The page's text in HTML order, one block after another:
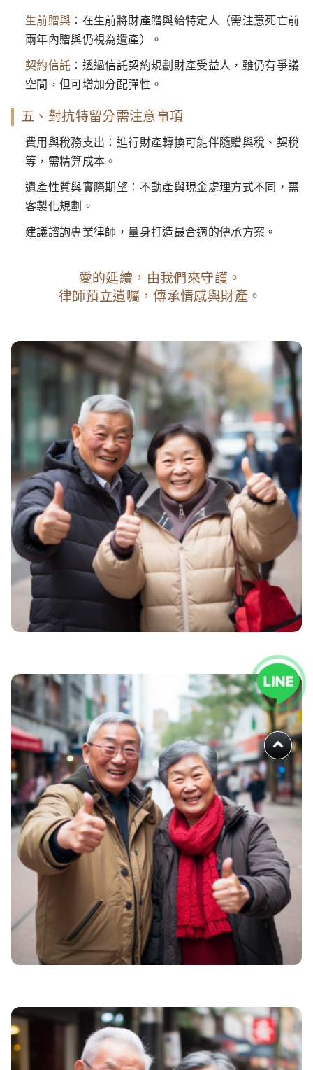
生前贈與 ：在生前將財產贈與給特定人（需注意死亡前
兩年內贈與仍視為遺產）。
契約信託 ：透過信託契約規劃財產受益人，雖仍有爭議
空間，但可增加分配彈性。
五、對抗特留分需注意事項
費用與稅務支出：進行財產轉換可能伴隨贈與稅、契稅
等，需精算成本。
遺產性質與實際期望：不動產與現金處理方式不同，需
客製化規劃。
建議諮詢專業律師，量身打造最合適的傳承方案。
愛的延續，由我們來守護。
律師預立遺囑，傳承情感與財產。